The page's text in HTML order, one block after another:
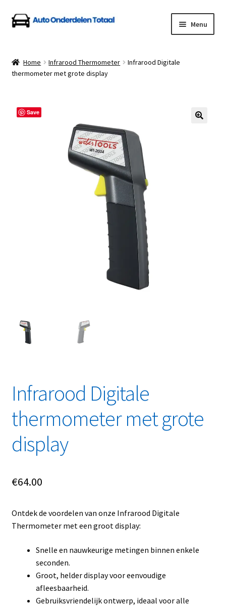
Ga
door
navigatie
Ga
naar
inhoud
Menu
Algemene Voorwaarden
Betalen en Verzenden
Privacybeleid
Videos
Winkelwagen
Home Infrarood Thermometer
Infrarood Digitale
thermometer met grote display
Save
Infrarood Digitale
thermometer met grote
display
€64.00
Ontdek de voordelen van onze Infrarood Digitale
Thermometer met een groot display:
Snelle en nauwkeurige metingen binnen enkele
seconden.
Groot, helder display voor eenvoudige
afleesbaarheid.
Gebruiksvriendelijk ontwerp, ideaal voor alle